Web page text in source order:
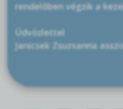
rendelőben végzik a
Üdvözlettel
Janicsek Zsuzsanna